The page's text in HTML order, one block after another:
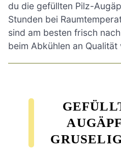
du die gefüllten Pilz-
Stunden bei
sind am besten frisch
beim Abkühlen an